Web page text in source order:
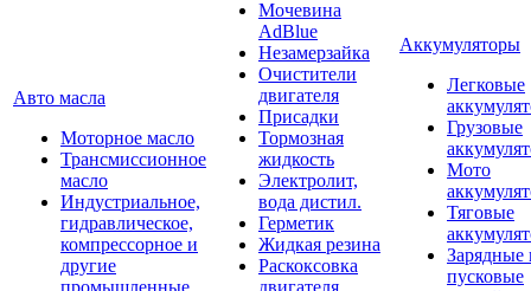
Авто масла
Моторное масло
Трансмиссионное
масло
Индустриальное,
гидравлическое,
компрессорное и
другие
промышленные
Мочевина
AdBlue
Незамерзайка
Очистители
двигателя
Присадки
Тормозная
жидкость
Электролит,
вода дистил.
Герметик
Жидкая резина
Раскоксовка
двигателя
Аккумуляторы
Легковые
Грузовые
Мото
Тяговые
Зарядные
пусковые